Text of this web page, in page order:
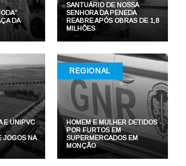
DA
SANTUÁRIO DE NOSSA
SENHORA DA PENEDA
REABRE APÓS OBRAS DE 1,8
MILHÕES
E UNIPVC
JOGOS NA
REGIONAL
HOMEM E MULHER DETIDOS
POR FURTOS EM
SUPERMERCADOS EM
MONÇÃO